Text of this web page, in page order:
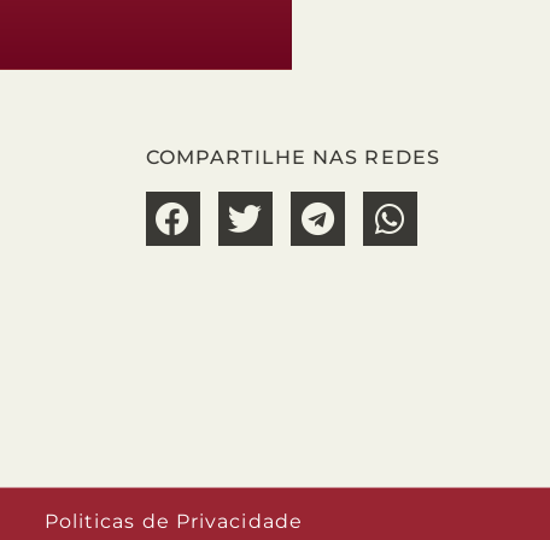
COMPARTILHE NAS REDES
Politicas de Privacidade